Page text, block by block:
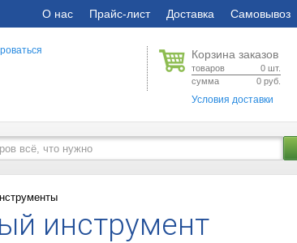
О нас Прайс-лист Доставка Самовывоз
Корзина заказов
товаров 0 шт.
сумма
0 руб.
Условия доставки
инструмент